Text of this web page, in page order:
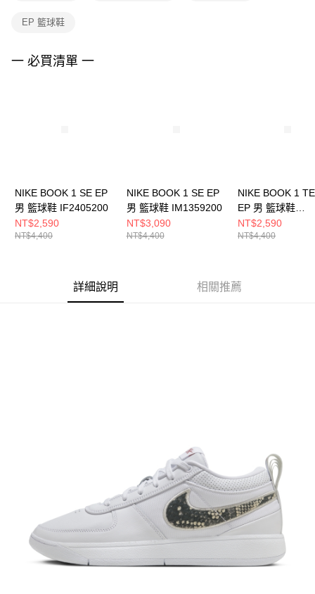
權轉讓予恩沛科技股份有限公司。
３．未成年的使用者請事先徵得法定代理人或監護人之同意方可使用
「AFTEE先享後付」，若未經同意申辦者引起之損失，本公司不負相關責
EP 籃球鞋
一 必買清單 一
NIKE BOOK 1 SE EP
男 籃球鞋 IF2405200
NT$2,590
NT$4,400
NIKE BOOK 1 SE EP
男 籃球鞋 IM1359200
NT$3,090
NT$4,400
NIKE BOOK 1
EP 男 籃球鞋
IB8053800
NT$2,590
NT$4,400
詳細說明 相關推薦